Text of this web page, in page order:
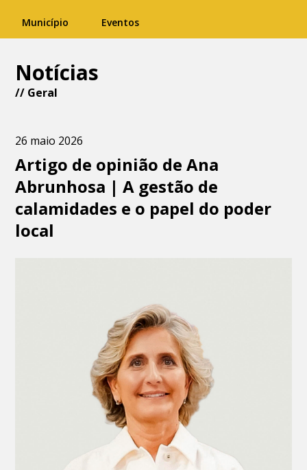
Município Eventos
Notícias
// Geral
26 maio 2026
Artigo de opinião de Ana
Abrunhosa | A gestão de
calamidades e o papel do poder
local